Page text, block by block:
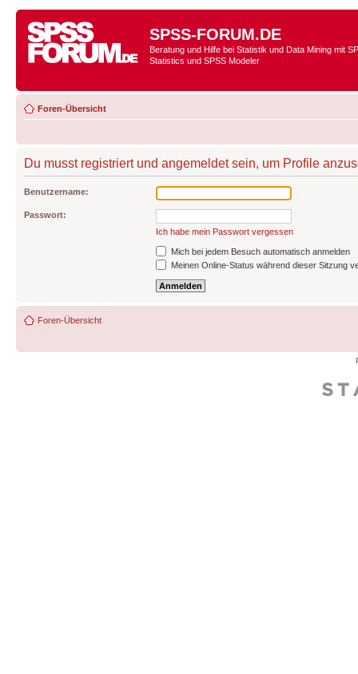
SPSS-FORUM.DE
Beratung und Hilfe bei Statistik und Data Mining mit
Statistics und SPSS Modeler
Foren-Übersicht
Du musst registriert und angemeldet sein, um Profile
Benutzername:
Passwort:
Ich habe mein Passwort vergessen
Mich bei jedem Besuch automatisch anmelden
Meinen Online-Status während dieser Sitzung
Foren-Übersicht